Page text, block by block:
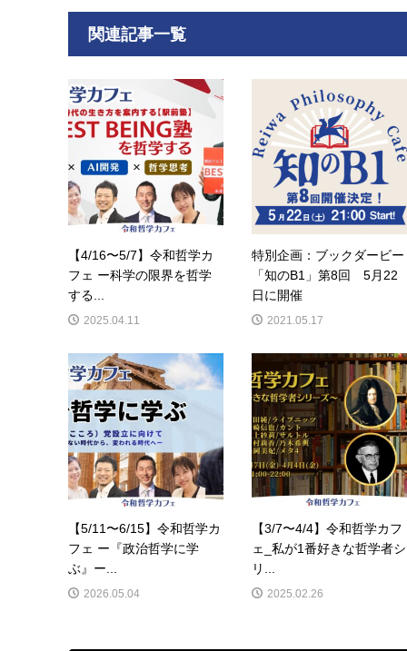
関連記事一覧
【4/16〜5/7】令和哲学カ
フェ ー科学の限界を哲学
する...
2025.04.11
特別企画：ブックダービー
「知のB1」第8回 5月22
日に開催
2021.05.17
【5/11〜6/15】令和哲学カ
フェ ー『政治哲学に学
ぶ』ー...
2026.05.04
【3/7〜4/4】令和哲学カフ
ェ_私が1番好きな哲学者シ
リ...
2025.02.26